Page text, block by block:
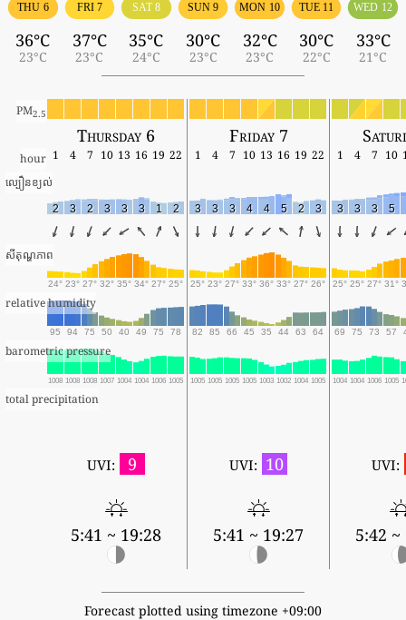
THU 6
36°C
23°C
FRI 7
37°C
23°C
SAT 8
35°C
24°C
SUN 9
30°C
23°C
MON 10
32°C
23°C
TUE 11
30°C
22°C
WED 12
33°C
21°C
PM2.5
Thursday 6 Friday 7
hour 1 4 7 10 13 16 19 22 1 4 7 10 13 16 19 22 1 4 7 10
ល្បឿនខ្យល់
2 3 2 3 3 3 1 2 3 3 3 4 4 5 2 3 3 3 3 5
សីតុណ្ហភាព
24° 23° 27° 32° 35° 34° 27° 25° 25° 23° 27° 33° 36° 33° 27° 26° 25° 25° 27° 31°
relative humidity
95 94 75 50 40 49 75 78 82 85 66 45 35 44 63 64 69 75 73 57
barometric pressure
1008 1008 1008 1007 1004 1004 1006 1005 1005 1005 1005 1005 1003 1002 1004 1005 1004 1004 1006 1005
total precipitation
UVI: 9
5:41 ~ 19:28
UVI: 10
5:41 ~ 19:27
UVI:
5:42 ~
Forecast plotted using timezone +09:00